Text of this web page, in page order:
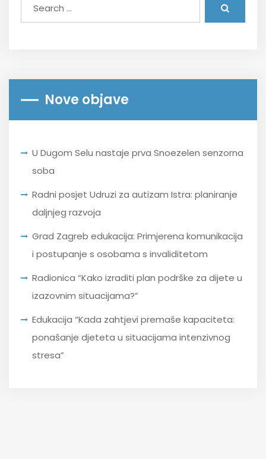
Nove objave
U Dugom Selu nastaje prva Snoezelen senzorna
soba
Radni posjet Udruzi za autizam Istra: planiranje
daljnjeg razvoja
Grad Zagreb edukacija: Primjerena komunikacija
i postupanje s osobama s invaliditetom
Radionica “Kako izraditi plan podrške za dijete u
izazovnim situacijama?”
Edukacija “Kada zahtjevi premaše kapaciteta:
ponašanje djeteta u situacijama intenzivnog
stresa”